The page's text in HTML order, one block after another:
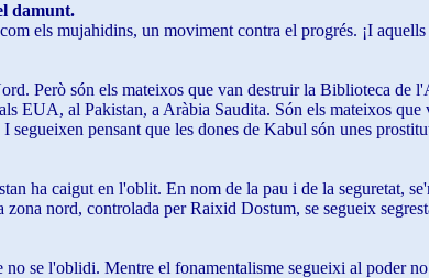
damunt.
els mujahidins, un moviment contra el progrés. ¡I
Però són els mateixos que van destruir la Biblioteca
EUA, al Pakistan, a Aràbia Saudita. Són els mateixos
segueixen pensant que les dones de Kabul són unes
ha caigut en l'oblit. En nom de la pau i de la seguretat,
nord, controlada per Raixid Dostum, se segueix
no se l'oblidi. Mentre el fonamentalisme segueixi al poder